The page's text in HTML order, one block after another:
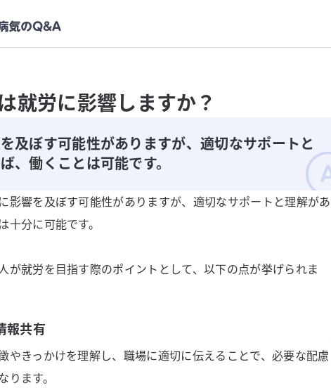
就労に影響しますか？
及ぼす可能性がありますが、適切なサポートと
、働くことは可能です。
影響を及ぼす可能性がありますが、適切なサポートと理解があ
十分に可能です。
が就労を目指す際のポイントとして、以下の点が挙げられま
報共有
やきっかけを理解し、職場に適切に伝えることで、必要な配慮
ります。